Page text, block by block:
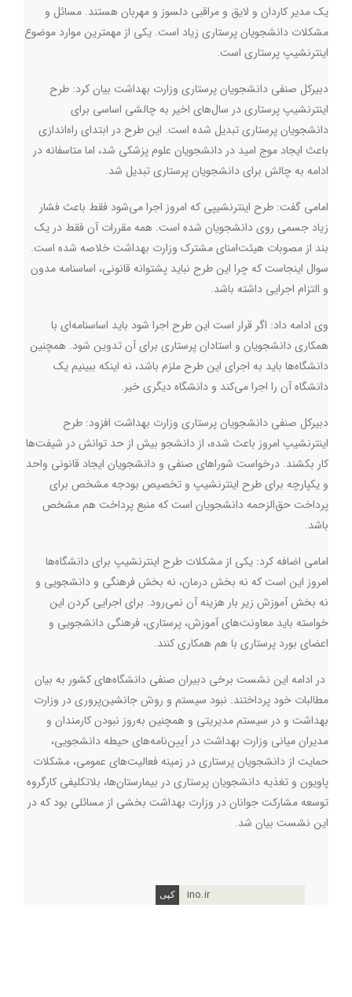
یک مدیر کاردان و لایق و مراقبی دلسوز و مهربان هستند. مسائل و
مشکلات دانشجویان پرستاری زیاد است. یکی از مهمترین موارد موضوع
اینترنشیپ پرستاری است.
دبیرکل صنفی دانشجویان پرستاری وزارت بهداشت بیان کرد: طرح
اینترنشیپ پرستاری در سال‌های اخیر به چالشی اساسی برای
دانشجویان پرستاری تبدیل شده است. این طرح در ابتدای راه‌اندازی
باعث ایجاد موج امید در دانشجویان علوم پزشکی شد، اما متاسفانه در
ادامه به چالش برای دانشجویان پرستاری تبدیل شد.
امامی گفت: طرح اینترنشیپی که امروز اجرا می‌شود فقط باعث فشار
زیاد جسمی روی دانشجویان شده است. همه مقررات آن فقط در یک
بند از مصوبات هیئت‌امنای مشترک وزارت بهداشت خلاصه شده است.
سوال اینجاست که چرا این طرح نباید پشتوانه قانونی، اساسنامه مدون
و التزام اجرایی داشته باشد.
وی ادامه داد: اگر قرار است این طرح اجرا شود باید اساسنامه‌ای با
همکاری دانشجویان و استادان پرستاری برای آن تدوین شود. همچنین
دانشگاه‌ها باید به اجرای این طرح ملزم باشد، نه اینکه ببینیم یک
دانشگاه آن را اجرا می‌کند و دانشگاه دیگری خیر.
دبیرکل صنفی دانشجویان پرستاری وزارت بهداشت افزود: طرح
اینترنشیپ امروز باعث شده، از دانشجو بیش از حد توانش در شیفت‌ها
کار بکشند. درخواست شوراهای صنفی و دانشجویان ایجاد قانونی واحد
و یکپارچه برای طرح اینترنشیپ و تخصیص بودجه مشخص برای
پرداخت حق‌الزحمه دانشجویان است که منبع پرداخت هم مشخص
باشد.
امامی اضافه کرد: یکی از مشکلات طرح اینترنشیپ برای دانشگاه‌ها
امروز این است که نه بخش درمان، نه بخش فرهنگی و دانشجویی و
نه بخش آموزش زیر بار هزینه آن نمی‌رود. برای اجرایی کردن این
خواسته باید معاونت‌های آموزش، پرستاری، فرهنگی دانشجویی و
اعضای بورد پرستاری با هم همکاری کنند.
در ادامه این نشست برخی دبیران صنفی دانشگاه‌های کشور به بیان
مطالبات خود پرداختند. نبود سیستم و روش جانشین‌پروری در وزارت
بهداشت و در سیستم مدیریتی و همچنین به‌روز نبودن کارمندان و
مدیران میانی وزارت بهداشت در آیین‌نامه‌های حیطه دانشجویی،
حمایت از دانشجویان پرستاری در زمینه‌ فعالیت‌های عمومی، مشکلات
پاویون و تغذیه دانشجویان پرستاری در بیمارستان‌ها، بلاتکلیفی کارگروه
توسعه مشارکت جوانان در وزارت بهداشت بخشی از مسائلی بود که در
این نشست بیان شد.
ino.ir